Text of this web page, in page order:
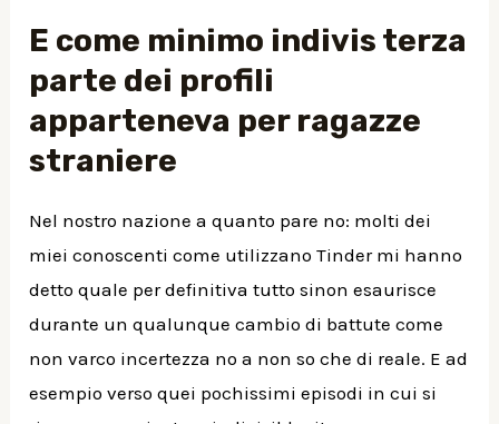
E come minimo indivis terza
parte dei profili
apparteneva per ragazze
straniere
Nel nostro nazione a quanto pare no: molti dei
miei conoscenti come utilizzano Tinder mi hanno
detto quale per definitiva tutto sinon esaurisce
durante un qualunque cambio di battute come
non varco incertezza no a non so che di reale. E ad
esempio verso quei pochissimi episodi in cui si